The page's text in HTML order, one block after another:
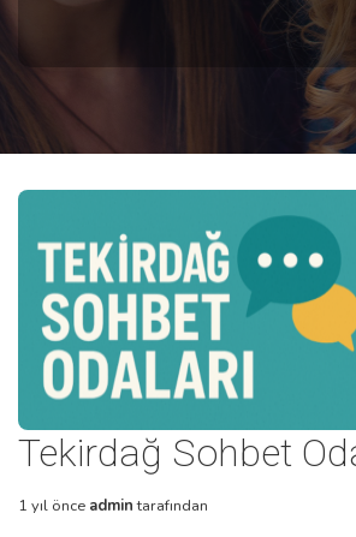
Tekirdağ Sohbet
1 yıl önce admintarafından